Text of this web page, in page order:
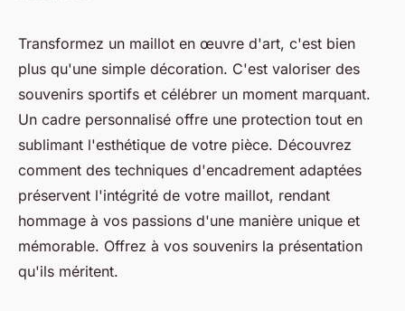
Transformez votre maillot en
œuvre d'art avec un cadre
personnalisé
Côme•14 octobre 2024•5 min de lecture
Transformez un maillot en œuvre d'art, c'est bien
plus qu'une simple décoration. C'est valoriser des
souvenirs sportifs et célébrer un moment marquant.
Un cadre personnalisé offre une protection tout en
sublimant l'esthétique de votre pièce. Découvrez
comment des techniques d'encadrement adaptées
préservent l'intégrité de votre maillot, rendant
hommage à vos passions d'une manière unique et
mémorable. Offrez à vos souvenirs la présentation
qu'ils méritent.